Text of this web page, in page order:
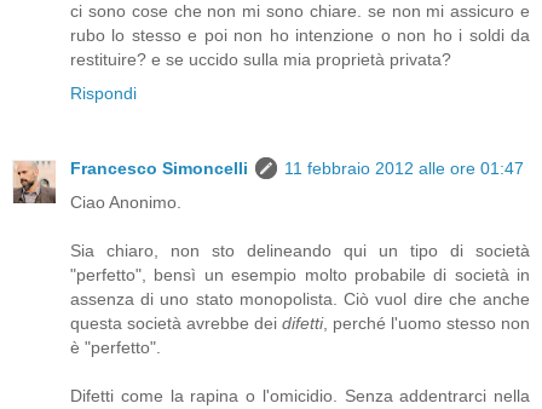
ci sono cose che non mi sono chiare. se non mi assicuro e
rubo lo stesso e poi non ho intenzione o non ho i soldi da
restituire? e se uccido sulla mia proprietà privata?
Rispondi
Francesco Simoncelli
11 febbraio 2012 alle ore 01:47
Ciao Anonimo.
Sia chiaro, non sto delineando qui un tipo di società
"perfetto", bensì un esempio molto probabile di società in
assenza di uno stato monopolista. Ciò vuol dire che anche
questa società avrebbe dei difetti, perché l'uomo stesso non
è "perfetto".
Difetti come la rapina o l'omicidio. Senza addentrarci nella